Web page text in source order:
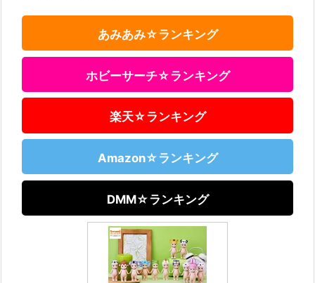
あみあみ☆ランキング
ホビーサーチ☆ランキング
楽天☆ランキング
Amazon☆ランキング
DMM☆ランキング